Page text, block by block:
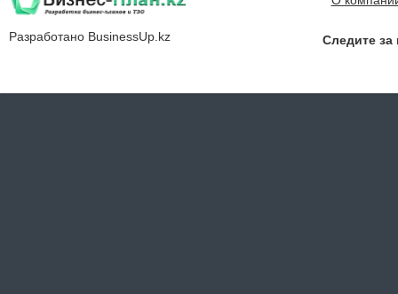
Разработано BusinessUp.kz Следите за